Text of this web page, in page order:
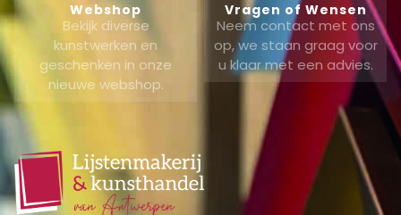
Webshop
Bekijk diverse
kunstwerken en
geschenken in onze
nieuwe webshop.
Vragen of Wensen
Neem contact met ons
op, we staan graag voor
u klaar met een advies.